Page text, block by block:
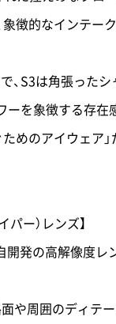
象徴的なインテー
、S3は角張った
ーを象徴する存在
めのアイウェア
パー）レンズ】
開発の高解像度
面や周囲のディテ